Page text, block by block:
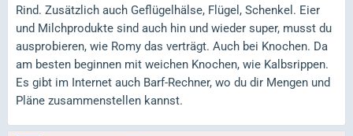
Rind. Zusätzlich auch Geflügelhälse, Flügel, Schenkel. Eier
und Milchprodukte sind auch hin und wieder super, musst du
ausprobieren, wie Romy das verträgt. Auch bei Knochen. Da
am besten beginnen mit weichen Knochen, wie Kalbsrippen.
Es gibt im Internet auch Barf-Rechner, wo du dir Mengen und
Pläne zusammenstellen kannst.